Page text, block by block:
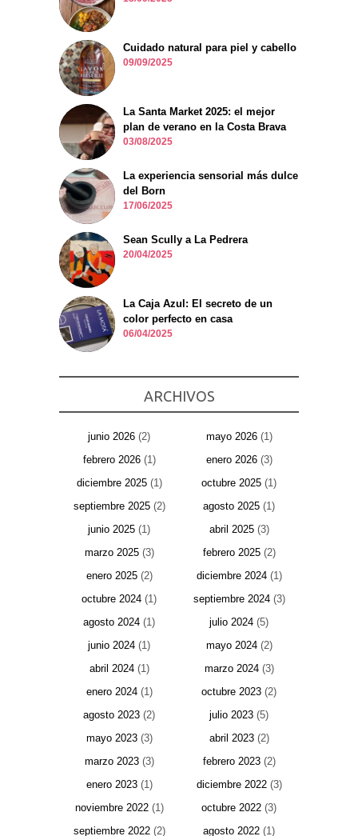
Cuidado natural para piel y cabello
09/09/2025
La Santa Market 2025: el mejor
plan de verano en la Costa Brava
03/08/2025
La experiencia sensorial más dulce
del Born
17/06/2025
Sean Scully a La Pedrera
20/04/2025
La Caja Azul: El secreto de un
color perfecto en casa
06/04/2025
ARCHIVOS
junio 2026 (2) mayo 2026(1)
febrero 2026(1) enero 2026(3)
diciembre 2025(1) octubre 2025 (1)
septiembre 2025(2) agosto 2025 (1)
junio 2025 (1) abril 2025(3)
marzo 2025(3) febrero 2025(2)
enero 2025(2) diciembre 2024(1)
octubre 2024 (1) septiembre 2024(3)
agosto 2024 (1) julio 2024 (5)
junio 2024 (1) mayo 2024(2)
abril 2024(1) marzo 2024(3)
enero 2024(1) octubre 2023 (2)
agosto 2023 (2) julio 2023 (5)
mayo 2023(3) abril 2023(2)
marzo 2023(3) febrero 2023(2)
enero 2023(1) diciembre 2022(3)
noviembre 2022(1) octubre 2022 (3)
septiembre 2022(2) agosto 2022 (1)